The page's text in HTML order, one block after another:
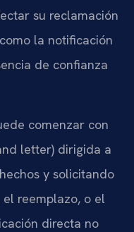
su reclamación
la notificación
de confianza
comenzar con
letter) dirigida a
y solicitando
reemplazo, o el
directa no